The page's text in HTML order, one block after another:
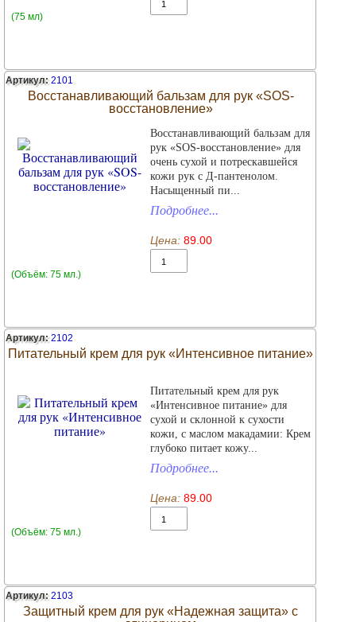
(75 мл)
Артикул:2101
Восстанавливающий бальзам для рук «SOS-
восстановление»
(Объём: 75 мл.)
Восстанавливающий бальзам для
рук «SOS-восстановление» для
очень сухой и потрескавшейся
кожи рук с Д-пантенолом.
Насыщенный пи...
Подробнее...
Цена: 89.00
Артикул:2102
Питательный крем для рук «Интенсивное питание»
(Объём: 75 мл.)
Питательный крем для рук
«Интенсивное питание» для
сухой и склонной к сухости
кожи, с маслом макадамии: Крем
глубоко питает кожу...
Подробнее...
Цена: 89.00
Артикул:2103
Защитный крем для рук «Надежная защита» с